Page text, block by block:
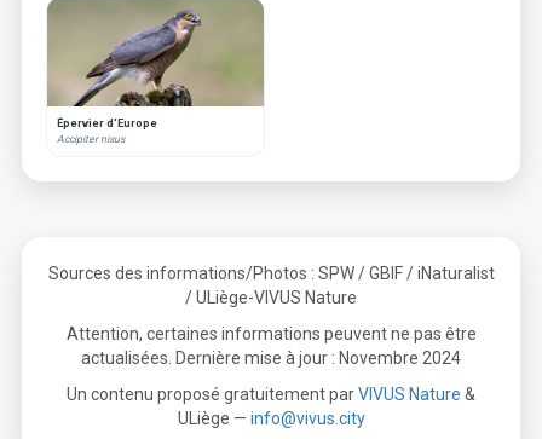
Épervier d'Europe
Accipiter nisus
Sources des informations/Photos : SPW / GBIF / iNaturalist
/ ULiège-VIVUS Nature
Attention, certaines informations peuvent ne pas être
actualisées. Dernière mise à jour : Novembre 2024
Un contenu proposé gratuitement parVIVUS Nature &
ULiège — info@vivus.city